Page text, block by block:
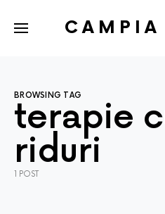
CAMPIA
BROWSING TAG
terapie
riduri
1 POST